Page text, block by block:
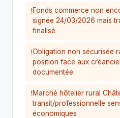
!Fonds commerce non
signée 24/03/2026 mais
finalisé
!Obligation non sécurisée
position face aux
documentée
!Marché hôtelier rural
transit/professionnelle
économiques